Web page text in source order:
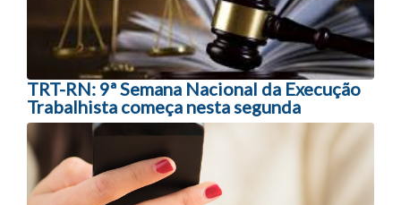
TRT-RN: 9ª Semana Nacional da Execução
Trabalhista começa nesta segunda